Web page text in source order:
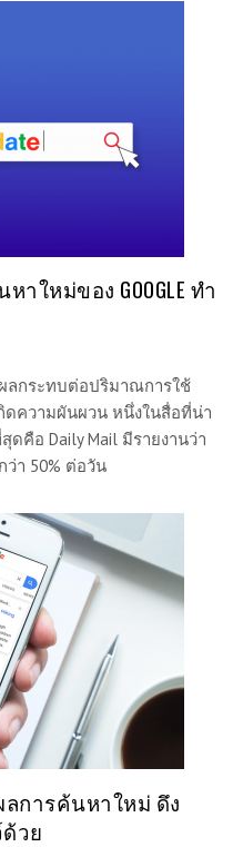
ใหม่ของ GOOGLE ทำ
ลกระทบต่อปริมาณการใช้
ดความผันผวน หนึ่งในสื่อที่น่า
ดคือ Daily Mail มีรายงานว่า
า 50% ต่อวัน
ผลการค้นหาใหม่ ดึง
ด้วย